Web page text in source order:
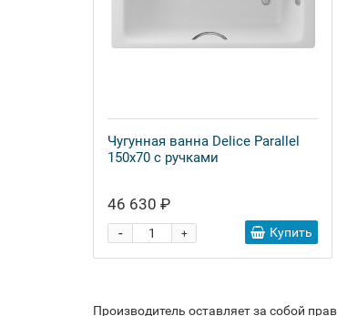
Чугунная ванна Delice Parallel
150x70 с ручками
46 630 ₽
+
- Купить
Производитель оставляет за собой